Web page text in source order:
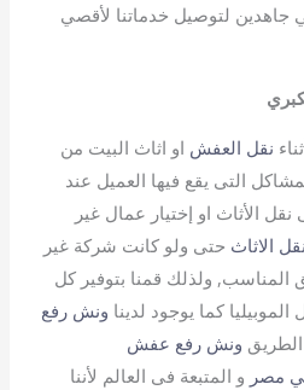
لتوصيل خدماتنا لأقصي
نقل العفش او اثاث البيت من
التى يقع فيها العميل عند
الأثاث او إختيار عمال غير
نقل الاثاث حتى ولو كانت شركة غير
المناسب, ولذلك قمنا بتوفير كل
كما يوجود لدينا ونش رفع
الطريق ونش رفع عفش
مصر و المتبعة فى العالم لأننا